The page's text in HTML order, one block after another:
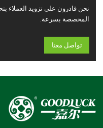
نحن قادرون على تزويد العملاء
المخصصة بسرعة.
تواصل معنا